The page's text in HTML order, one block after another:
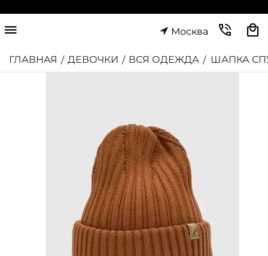
Москва
ГЛАВНАЯ / ДЕВОЧКИ / ВСЯ ОДЕЖДА / ШАПКА